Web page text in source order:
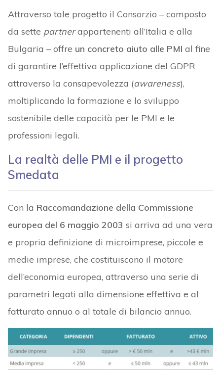
Attraverso tale progetto il Consorzio – composto
da sette partnerappartenenti all’Italia e alla
Bulgaria – offre un concreto aiuto alle PMI al fine
di garantire l’effettiva applicazione del GDPR
attraverso la consapevolezza (awareness),
moltiplicando la formazione e lo sviluppo
sostenibile delle capacità per le PMI e le
professioni legali.
La realtà delle PMI e il progetto
Smedata
Con la Raccomandazione della Commissione
europea del 6 maggio 2003 si arriva ad una vera
e propria definizione di microimprese, piccole e
medie imprese, che costituiscono il motore
dell’economia europea, attraverso una serie di
parametri legati alla dimensione effettiva e al
fatturato annuo o al totale di bilancio annuo.